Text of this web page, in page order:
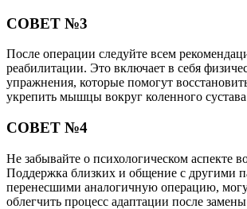
СОВЕТ №3
После операции следуйте всем
реабилитации. Это включает в себя
упражнения, которые помогут
укрепить мышцы вокруг коленного
СОВЕТ №4
Не забывайте о психологическом аспекте
Поддержка близких и общение с другими
перенесшими аналогичную операцию,
облегчить процесс адаптации после замены